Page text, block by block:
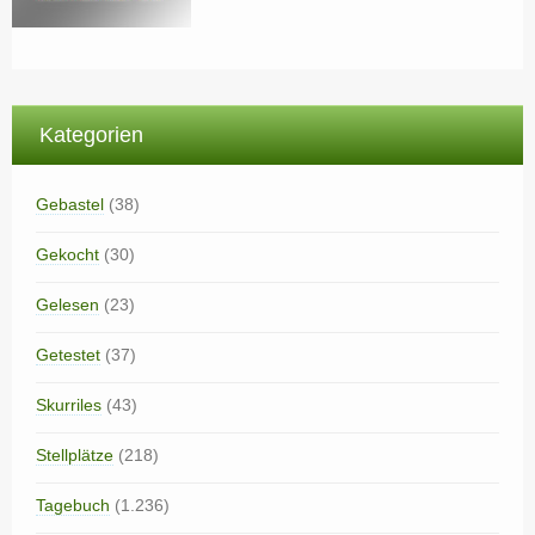
Kategorien
Gebastel (38)
Gekocht (30)
Gelesen (23)
Getestet (37)
Skurriles (43)
Stellplätze (218)
Tagebuch (1.236)